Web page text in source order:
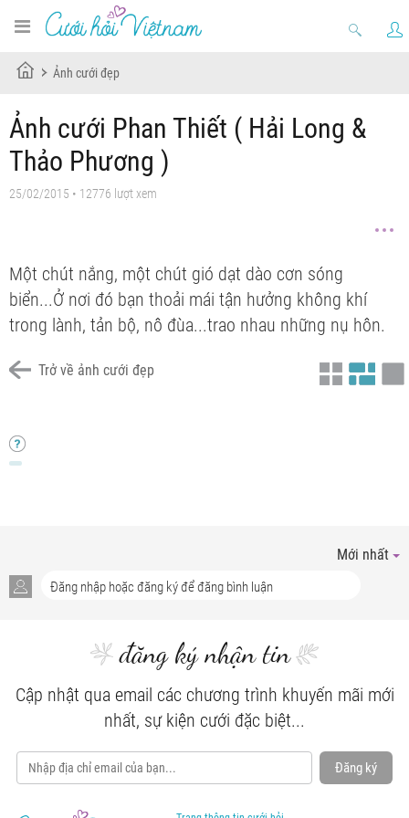
Ảnh cưới đẹp
Ảnh cưới Phan Thiết ( Hải Long &
Thảo Phương )
25/02/2015 • 12776 lượt xem
Một chút nắng, một chút gió dạt dào cơn sóng
biển...Ở nơi đó bạn thoải mái tận hưởng không khí
trong lành, tản bộ, nô đùa...trao nhau những nụ hôn.
Trở về ảnh cưới đẹp
Chưa có tiêu đề
Chưa có tiêu đề
Chưa có tiêu đề
Chưa có tiêu đề
Chưa có tiêu đề
Chưa có tiêu đề
Chưa có tiêu đề
Chưa có tiêu đề
Chưa có tiêu đề
Chưa có tiêu đề
Chưa có tiêu đề
Chưa có tiêu đề
Chưa có tiêu đề
Chưa có tiêu đề
Chưa có tiêu đề
Chưa có tiêu đề
Mới nhất
đăng ký nhận tin
Cập nhật qua email các chương trình khuyến mãi mới
nhất, sự kiện cưới đặc biệt...
Đăng ký